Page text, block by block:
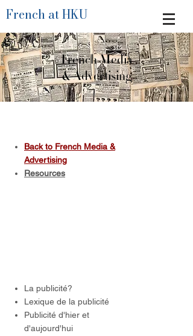
French at HKU
French Media
& Advertising
Back to French Media &
Advertising
Resources
La publicité?
Lexique de la publicité
Publicité d'hier et
d'aujourd'hui